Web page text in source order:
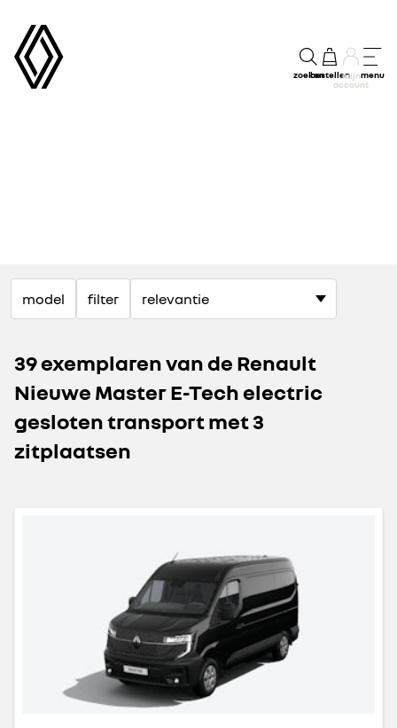
zoekenbestellenmijn
account
menu
model filter
39 exemplaren van de Renault
Nieuwe Master E-Tech electric
gesloten transport met 3
zitplaatsen